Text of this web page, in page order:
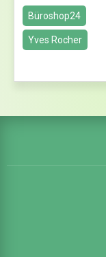
Büroshop24
Yves Rocher